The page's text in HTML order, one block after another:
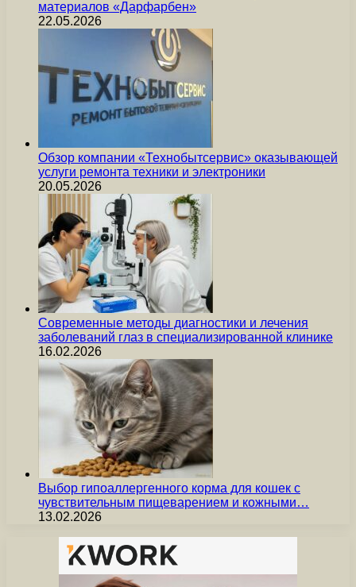
материалов «Дарфарбен»
22.05.2026
Обзор компании «Технобытсервис» оказывающей
услуги ремонта техники и электроники
20.05.2026
Современные методы диагностики и лечения
заболеваний глаз в специализированной клинике
16.02.2026
Выбор гипоаллергенного корма для кошек с
чувствительным пищеварением и кожными…
13.02.2026